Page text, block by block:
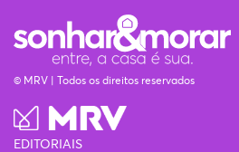
© MRV | Todos os direitos reservados
EDITORIAIS